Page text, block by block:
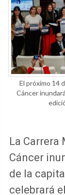
El próximo 14
Cáncer
La Carrera
Cáncer
de la
celebrará